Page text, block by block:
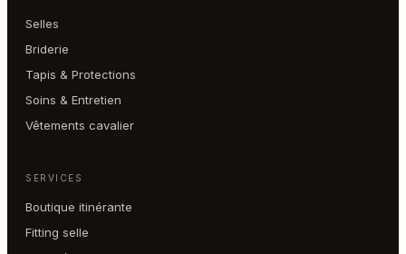
Selles
Briderie
Tapis & Protections
Soins & Entretien
Vêtements cavalier
SERVICES
Boutique itinérante
Fitting selle